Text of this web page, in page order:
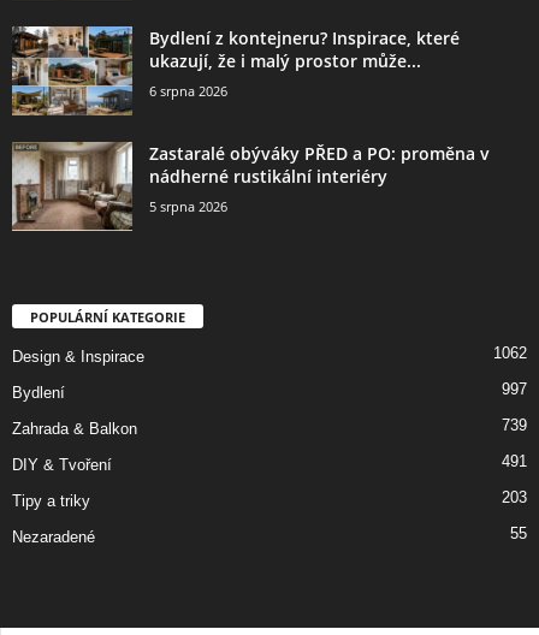
Bydlení z kontejneru? Inspirace, které
ukazují, že i malý prostor může...
6 srpna 2026
Zastaralé obýváky PŘED a PO: proměna v
nádherné rustikální interiéry
5 srpna 2026
POPULÁRNÍ KATEGORIE
Design & Inspirace 1062
Bydlení 997
Zahrada & Balkon 739
DIY & Tvoření 491
Tipy a triky 203
Nezaradené 55